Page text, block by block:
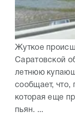
Жуткое
Саратовской
летнюю
сообщает, что,
которая еще
пьян. ...